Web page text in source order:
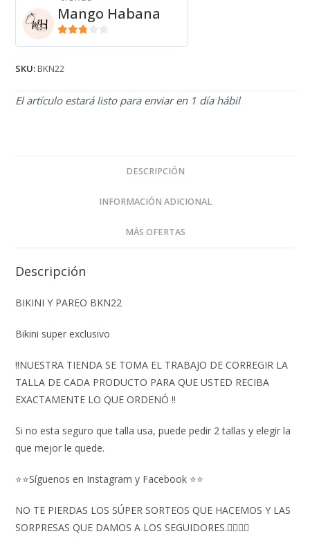
Mango Habana
SKU:BKN22
El artículo estará listo para enviar en 1 día hábil
DESCRIPCIÓN
INFORMACIÓN ADICIONAL
MÁS OFERTAS
Descripción
BIKINI Y PAREO BKN22
Bikini super exclusivo
‼️NUESTRA TIENDA SE TOMA EL TRABAJO DE CORREGIR LA
TALLA DE CADA PRODUCTO PARA QUE USTED RECIBA
EXACTAMENTE LO QUE ORDENÓ ‼️
Si no esta seguro que talla usa, puede pedir 2 tallas y elegir la
que mejor le quede.
⭐⭐Síguenos en Instagram y Facebook ⭐⭐
NO TE PIERDAS LOS SÚPER SORTEOS QUE HACEMOS Y LAS
SORPRESAS QUE DAMOS A LOS SEGUIDORES.👇🏻👇🏻